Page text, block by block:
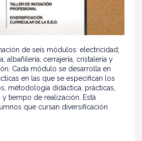
de seis módulos: electricidad;
albañilería; cerrajería, cristalería y
Cada módulo se desarrolla en
en las que se especifican los
métodología didáctica, prácticas,
tiempo de realización. Está
que cursan diversificación